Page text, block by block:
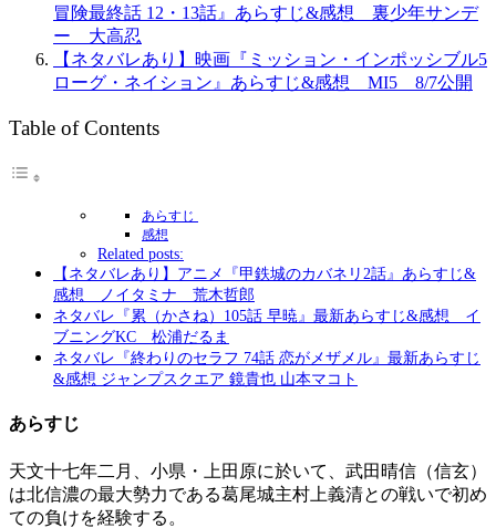
冒険最終話 12・13話』あらすじ&感想 裏少年サンデ
ー 大高忍
【ネタバレあり】映画『ミッション・インポッシブル5
ローグ・ネイション』あらすじ&感想 MI5 8/7公開
Table of Contents
あらすじ
感想
Related posts:
【ネタバレあり】アニメ『甲鉄城のカバネリ2話』あらすじ&
感想 ノイタミナ 荒木哲郎
ネタバレ『累（かさね）105話 早暁』最新あらすじ&感想 イ
ブニングKC 松浦だるま
ネタバレ『終わりのセラフ 74話 恋がメザメル』最新あらすじ
&感想 ジャンプスクエア 鏡貴也 山本マコト
あらすじ
天文十七年二月、小県・上田原に於いて、武田晴信（信玄）
は北信濃の最大勢力である葛尾城主村上義清との戦いで初め
ての負けを経験する。